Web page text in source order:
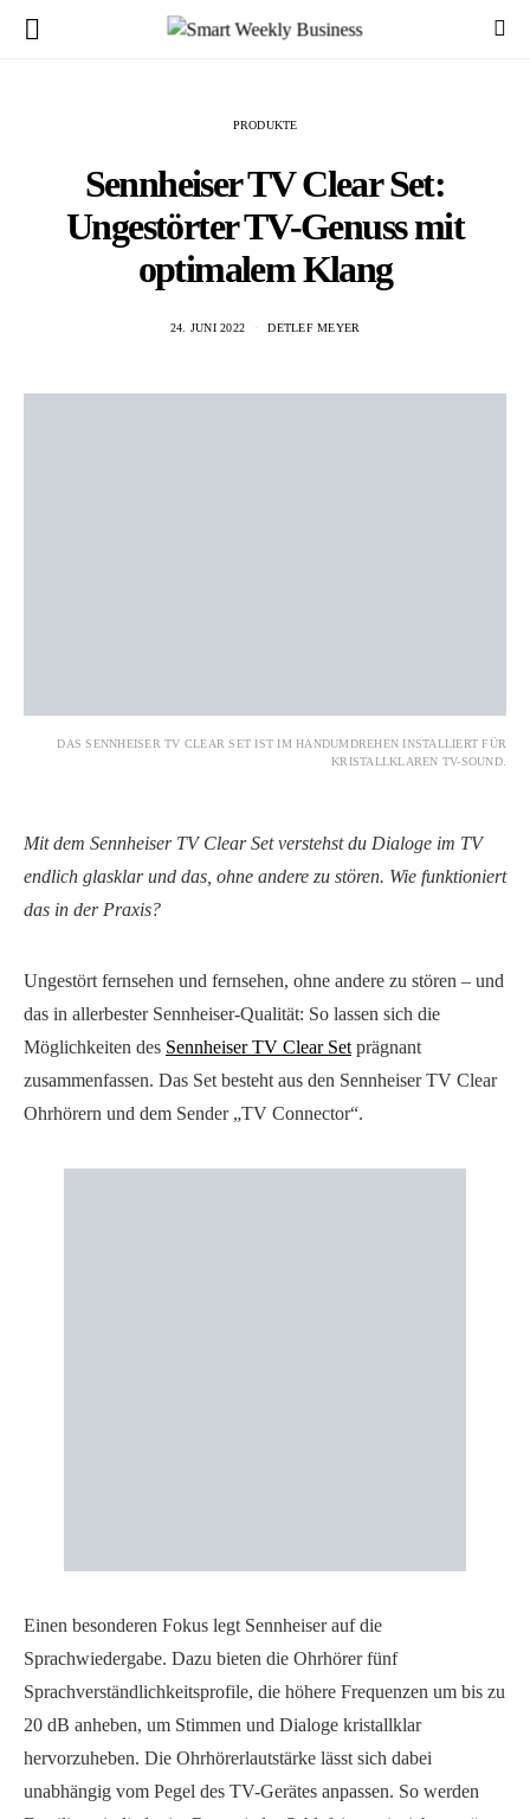
PRODUKTE
Sennheiser TV Clear Set:
Ungestörter TV-Genuss mit
optimalem Klang
24. JUNI 2022 DETLEF MEYER
DAS SENNHEISER TV CLEAR SET IST IM HANDUMDREHEN INSTALLIERT FÜR
KRISTALLKLAREN TV-SOUND.
Mit dem Sennheiser TV Clear Set verstehst du Dialoge im TV
endlich glasklar und das, ohne andere zu stören. Wie funktioniert
das in der Praxis?
Ungestört fernsehen und fernsehen, ohne andere zu stören – und
das in allerbester Sennheiser-Qualität: So lassen sich die
Möglichkeiten des Sennheiser TV Clear Set prägnant
zusammenfassen. Das Set besteht aus den Sennheiser TV Clear
Ohrhörern und dem Sender „TV Connector“.
Einen besonderen Fokus legt Sennheiser auf die
Sprachwiedergabe. Dazu bieten die Ohrhörer fünf
Sprachverständlichkeitsprofile, die höhere Frequenzen um bis zu
20 dB anheben, um Stimmen und Dialoge kristallklar
hervorzuheben. Die Ohrhörerlautstärke lässt sich dabei
unabhängig vom Pegel des TV-Gerätes anpassen. So werden